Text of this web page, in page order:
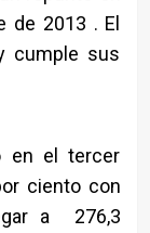
de 2013 . El
cumple sus
en el tercer
ciento con
a 276,3